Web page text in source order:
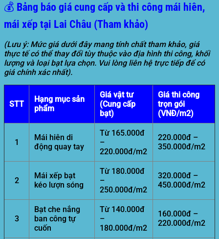
💰 Bảng báo giá cung cấp và thi công mái hiên,
mái xếp tại Lai Châu (Tham khảo)
(Lưu ý: Mức giá dưới đây mang tính chất tham khảo, giá
thực tế có thể thay đổi tùy thuộc vào địa hình thi công, khối
lượng và loại bạt lựa chọn. Vui lòng liên hệ trực tiếp để có
giá chính xác nhất).
STT
Hạng mục sản
phẩm
Giá vật tư
(Cung cấp
bạt)
Giá thi công
trọn gói
(VNĐ/m2)
1
Mái hiên di
động quay tay
Từ 165.000đ
–
220.000đ/m2
220.000đ –
350.000đ/m2
2
Mái xếp bạt
kéo lượn sóng
Từ 180.000đ
–
250.000đ/m2
320.000đ –
450.000đ/m2
3
Bạt che nắng
ban công tự
cuốn
Từ 140.000đ
–
180.000đ/m2
160.000đ –
220.000đ/m2